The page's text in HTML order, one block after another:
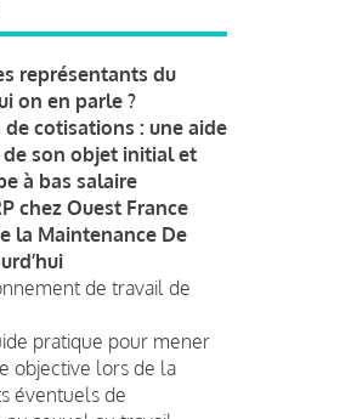
représentants du
on en parle ?
cotisations : une aide
son objet initial et
à bas salaire
chez Ouest France
la Maintenance De
de travail de
pratique pour mener
objective lors de la
éventuels de